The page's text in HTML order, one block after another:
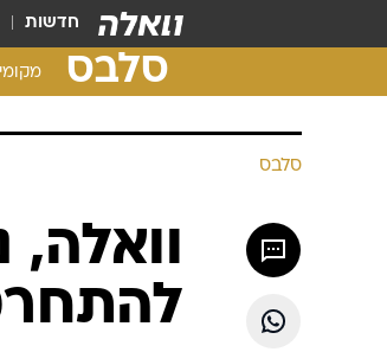
חדשות
סלבס מקומי
סלבס